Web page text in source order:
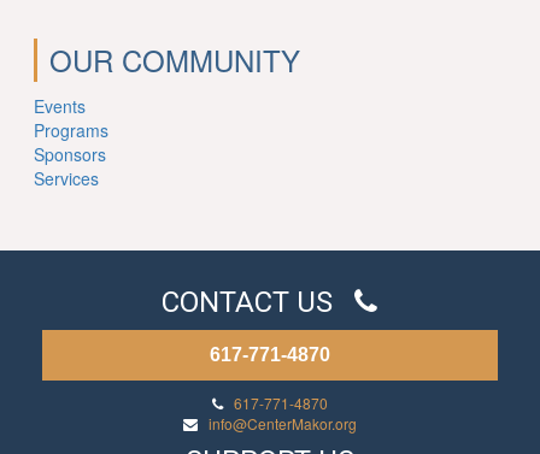
OUR COMMUNITY
Events
Programs
Sponsors
Services
CONTACT US
617-771-4870
617-771-4870
info@CenterMakor.org